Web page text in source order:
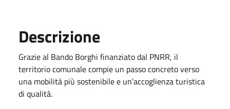
Descrizione
Grazie al Bando Borghi finanziato dal PNRR, il
territorio comunale compie un passo concreto verso
una mobilità più sostenibile e un’accoglienza turistica
di qualità.